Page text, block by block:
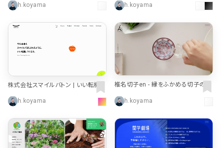
h.koyama
h.koyama
株式会社スマイルバトン | いい転機、
h.koyama
椎名切子en - 縁をふかめる切子のギ
h.koyama